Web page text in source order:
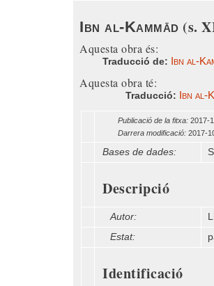
Ibn al-Kammād (s.
Aquesta obra és:
Traducció de: Ibn al-
Aquesta obra té:
Traducció: Ibn al-
Publicació de la fitxa: 2017-
Darrera modificació: 2017-
Bases de dades:
Descripció
Autor:
Estat:
Identificació